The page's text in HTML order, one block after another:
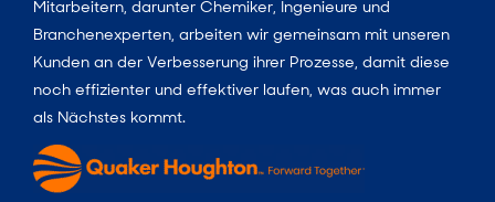
Mitarbeitern, darunter Chemiker, Ingenieure und
Branchenexperten, arbeiten wir gemeinsam mit unseren
Kunden an der Verbesserung ihrer Prozesse, damit diese
noch effizienter und effektiver laufen, was auch immer
als Nächstes kommt.